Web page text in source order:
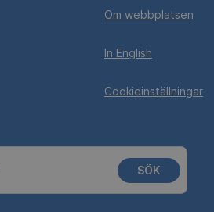
Om webbplatsen
In English
Cookieinställningar
SÖK